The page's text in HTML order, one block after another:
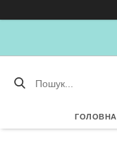
ГОЛОВНА